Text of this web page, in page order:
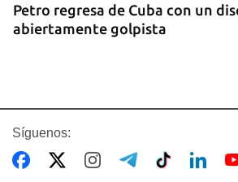
Petro regresa de Cuba con un
abiertamente golpista
Síguenos: